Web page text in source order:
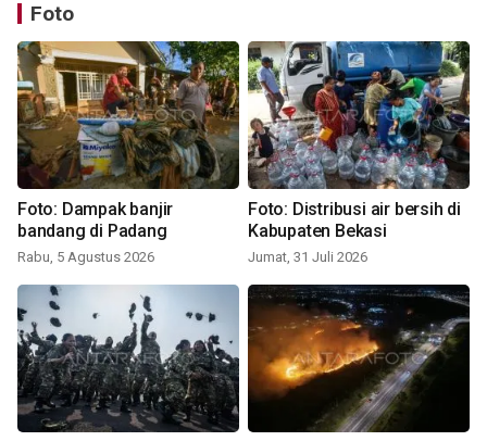
Foto
Foto: Dampak banjir
bandang di Padang
Rabu, 5 Agustus 2026
Foto: Distribusi air bersih di
Kabupaten Bekasi
Jumat, 31 Juli 2026